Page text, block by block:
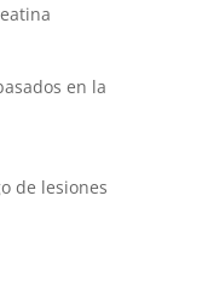
en la
de lesiones